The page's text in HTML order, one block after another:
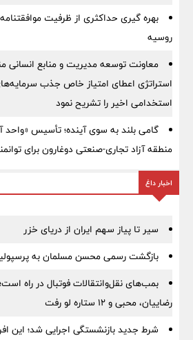
بهره گیری حداکثری از ظرفیت
روسیه
معاونت توسعه مدیریت و منابع انسانی
استراتژی اعطای امتیاز خاص جذب
استخدامی اخیر را تشریح نمود
گامی بلند به سوی آینده؛ تأسیس
منطقه آزاد تجاری-صنعتی دوغارون برای
اخبار داغ
سیر تا پیاز سهم ایران از دریای خزر
بازگشت رسمی محسن مسلمان به
بمب‌های نقل‌وانتقالات فوتبال در راه
رضاییان، محبی و ۱۲ ستاره لو رفت